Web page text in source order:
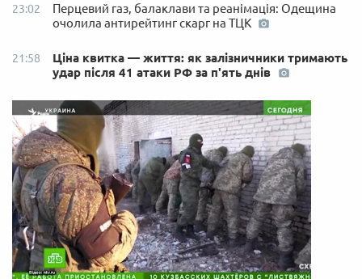
23:02
Перцевий газ, балаклави та реанімація: Одещина
очолила антирейтинг скарг на ТЦК
21:58
Ціна квитка — життя: як залізничники тримають
удар після 41 атаки РФ за п'ять днів